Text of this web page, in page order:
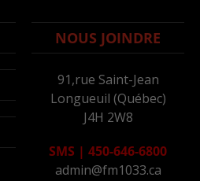
NOUS JOINDRE
91,rue Saint-Jean
Longueuil (Québec)
J4H 2W8
SMS | 450-646-6800
admin@fm1033.ca